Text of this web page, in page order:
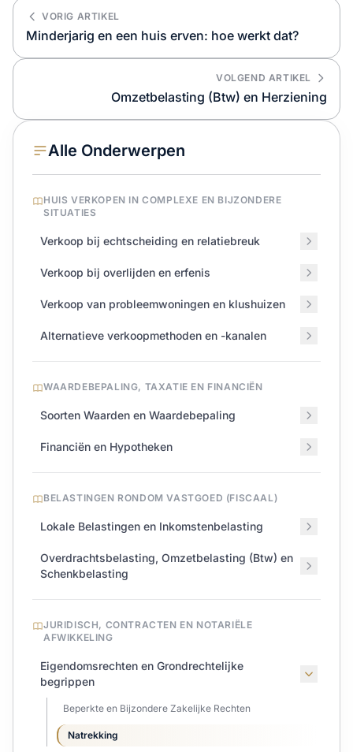
Alle Onderwerpen
HUIS VERKOPEN IN COMPLEXE EN BIJZONDERE
SITUATIES
Verkoop bij echtscheiding en relatiebreuk
Verkoop bij overlijden en erfenis
Verkoop van probleemwoningen en klushuizen
Alternatieve verkoopmethoden en -kanalen
WAARDEBEPALING, TAXATIE EN FINANCIËN
Soorten Waarden en Waardebepaling
Financiën en Hypotheken
BELASTINGEN RONDOM VASTGOED (FISCAAL)
Lokale Belastingen en Inkomstenbelasting
Overdrachtsbelasting, Omzetbelasting (Btw) en
Schenkbelasting
JURIDISCH, CONTRACTEN EN NOTARIËLE
AFWIKKELING
Eigendomsrechten en Grondrechtelijke
begrippen
Beperkte en Bijzondere Zakelijke Rechten
Natrekking
VORIG ARTIKEL
Minderjarig en een huis erven: hoe werkt dat?
VOLGEND ARTIKEL
Omzetbelasting (Btw) en Herziening